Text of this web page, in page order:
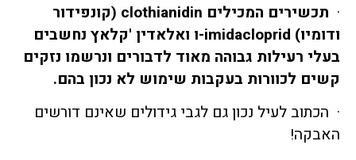
· תכשירים המכילים clothianidin
(קונפידור
ודומיו) imidacloprid-ו ואלאדין 'קלאץ
נחשבים
בעלי רעילות גבוהה מאוד לדבורים ונרשמו נזקים
קשים לכוורות בעקבות שימוש לא נכון בהם.
· הכתוב לעיל נכון גם לגבי גידולים שאינם דורשים
האבקה!